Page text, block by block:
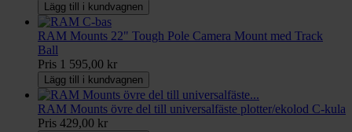
Lägg till i kundvagnen
RAM Mounts 22" Tough Pole Camera Mount med Track
Ball
Pris 1 595,00 kr
Lägg till i kundvagnen
RAM Mounts övre del till universalfäste plotter/ekolod C-kula
Pris 429,00 kr